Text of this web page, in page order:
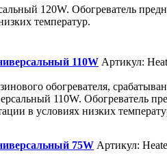
120W. Обогреватель
температур.
110W Артикул:
обогревателя,
110W. Обогреватель
в условиях низких
75W Артикул: